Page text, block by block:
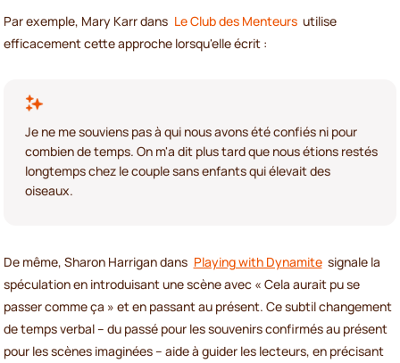
Par exemple, Mary Karr dans Le Club des Menteurs utilise
efficacement cette approche lorsqu'elle écrit :
Je ne me souviens pas à qui nous avons été confiés ni pour
combien de temps. On m'a dit plus tard que nous étions restés
longtemps chez le couple sans enfants qui élevait des
oiseaux.
De même, Sharon Harrigan dans Playing with Dynamite signale la
spéculation en introduisant une scène avec « Cela aurait pu se
passer comme ça » et en passant au présent. Ce subtil changement
de temps verbal – du passé pour les souvenirs confirmés au présent
pour les scènes imaginées – aide à guider les lecteurs, en précisant